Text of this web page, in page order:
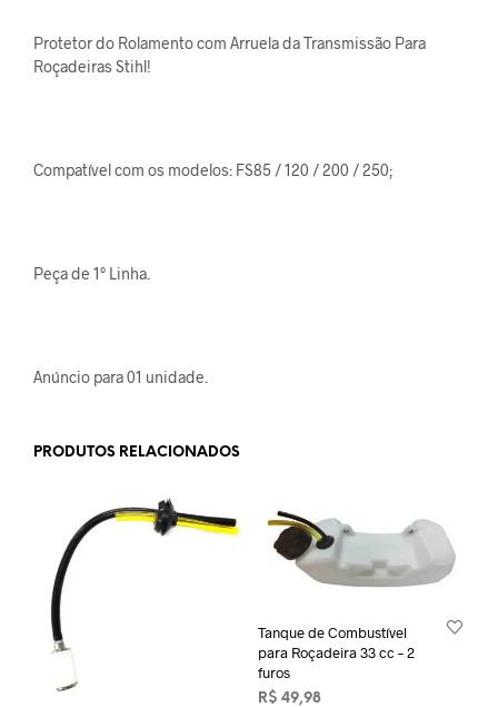
Protetor do Rolamento com Arruela da Transmissão Para
Roçadeiras Stihl!
Compatível com os modelos: FS85 / 120 / 200 / 250;
Peça de 1° Linha.
Anúncio para 01 unidade.
PRODUTOS RELACIONADOS
Tanque de Combustível
para Roçadeira 33 cc – 2
furos
R$ 49,98